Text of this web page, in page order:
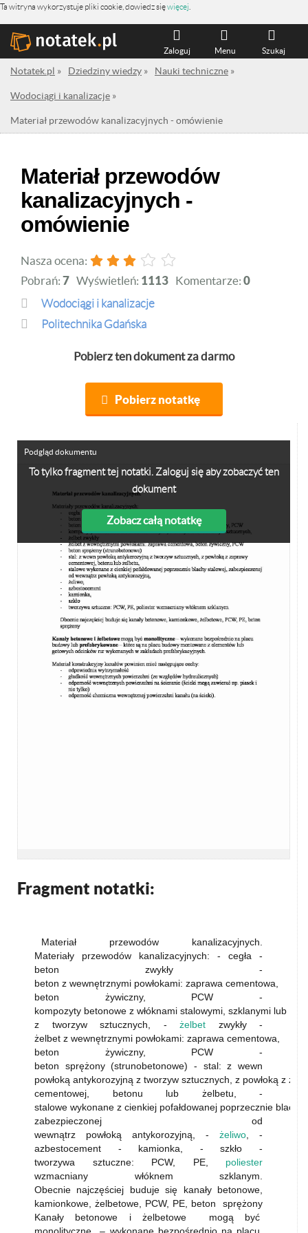
Ta witryna wykorzystuje pliki cookie, dowiedz sięwięcej
Szukaj
Menu
Zaloguj
Notatek.pl » Dziedziny wiedzy » Nauki techniczne »
Wodociągi i kanalizacje »
Materiał przewodów kanalizacyjnych - omówienie
Materiał przewodów
kanalizacyjnych -
omówienie
Nasza ocena:
Pobrań: 7 Wyświetleń: 1113 Komentarze: 0
Wodociągi i kanalizacje
Politechnika Gdańska
Pobierz ten dokument za darmo
Pobierz notatkę
To tylko fragment tej notatki. Zaloguj się aby zobaczyć ten
dokument
Zobacz całą notatkę
Podgląd dokumentu
Fragment notatki:
Materiał przewodów kanalizacyjnych.
Materiały przewodów kanalizacyjnych: - cegła -
beton zwykły -
beton z wewnętrznymi powłokami: zaprawa cementowa,
beton żywiczny, PCW -
kompozyty betonowe z włóknami stalowymi, szklanymi lub
z tworzyw sztucznych, - żelbet zwykły -
żelbet z wewnętrznymi powłokami: zaprawa cementowa,
beton żywiczny, PCW -
beton sprężony (strunobetonowe) - stal: z wewn
powłoką antykorozyjną z tworzyw sztucznych, z powłoką z
cementowej, betonu lub żelbetu, -
stalowe wykonane z cienkiej pofałdowanej poprzecznie blachy
zabezpieczonej od
wewnątrz powłoką antykorozyjną, - żeliwo , -
azbestocement - kamionka, - szkło -
tworzywa sztuczne: PCW, PE, poliester
wzmacniany włóknem szklanym.
Obecnie najczęściej buduje się kanały betonowe,
kamionkowe, żelbetowe, PCW, PE, beton sprężony
Kanały betonowe i żelbetowe mogą być